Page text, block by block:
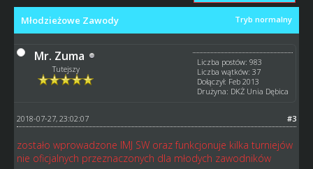
Tryb normalny
Młodzieżowe Zawody
Mr. Zuma
Tutejszy
Liczba postów: 983
Liczba wątków: 37
Dołączył: Feb 2013
Drużyna: DKŻ Unia Dębica
#3
2018-07-27, 23:02:07
zostało wprowadzone IMJ SW oraz funkcjonuje kilka turniejów
nie oficjalnych przeznaczonych dla młodych zawodników